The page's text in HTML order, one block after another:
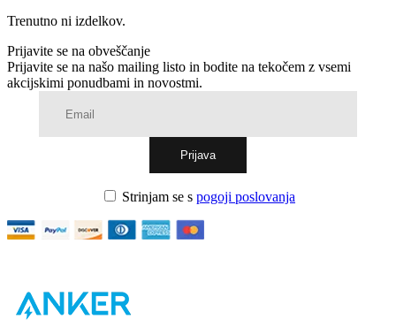
Trenutno ni izdelkov.
Prijavite se na obveščanje
Prijavite se na našo mailing listo in bodite na tekočem z vsemi
akcijskimi ponudbami in novostmi.
Strinjam se s pogoji poslovanja